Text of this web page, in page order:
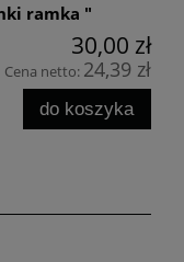
ramka "
30,00 zł
Cena netto: 24,39 zł
do koszyka